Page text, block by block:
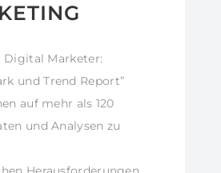
Digital Marketer:
und Trend Report”
auf mehr als 120
und Analysen zu